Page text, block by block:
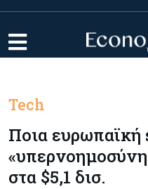
Tech
Ποια
στα $5,1 δισ.